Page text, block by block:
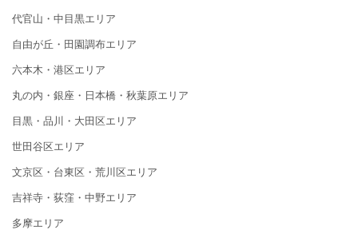
代官山・中目黒エリア
自由が丘・田園調布エリア
六本木・港区エリア
丸の内・銀座・日本橋・秋葉原エリア
目黒・品川・大田区エリア
世田谷区エリア
文京区・台東区・荒川区エリア
吉祥寺・荻窪・中野エリア
多摩エリア